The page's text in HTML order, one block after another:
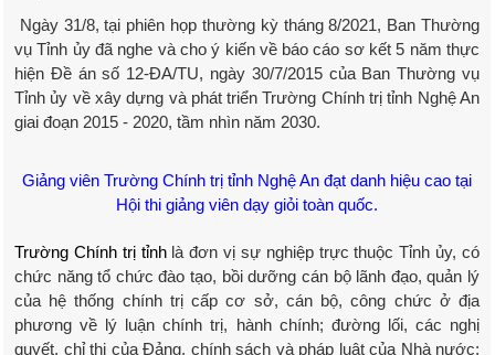
Ngày 31/8, tại phiên họp thường kỳ tháng 8/2021, Ban Thường
vụ Tỉnh ủy đã nghe và cho ý kiến về báo cáo sơ kết 5 năm thực
hiện Đề án số 12-ĐA/TU, ngày 30/7/2015 của Ban Thường vụ
Tỉnh ủy về xây dựng và phát triển Trường Chính trị tỉnh Nghệ An
giai đoạn 2015 - 2020, tầm nhìn năm 2030.
Giảng viên Trường Chính trị tỉnh Nghệ An đạt danh hiệu cao tại
Hội thi giảng viên dạy giỏi toàn quốc.
Trường Chính trị tỉnhlà đơn vị sự nghiệp trực thuộc Tỉnh ủy, có
chức năng tổ chức đào tạo, bồi dưỡng cán bộ lãnh đạo, quản lý
của hệ thống chính trị cấp cơ sở, cán bộ, công chức ở địa
phương về lý luận chính trị, hành chính; đường lối, các nghị
quyết, chỉ thị của Đảng, chính sách và pháp luật của Nhà nước;